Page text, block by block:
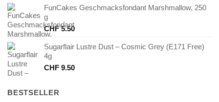
FunCakes Geschmacksfondant Marshmallow, 250
g
CHF5.50
Sugarflair Lustre Dust – Cosmic Grey (E171 Free)
4g
CHF 9.50
BESTSELLER